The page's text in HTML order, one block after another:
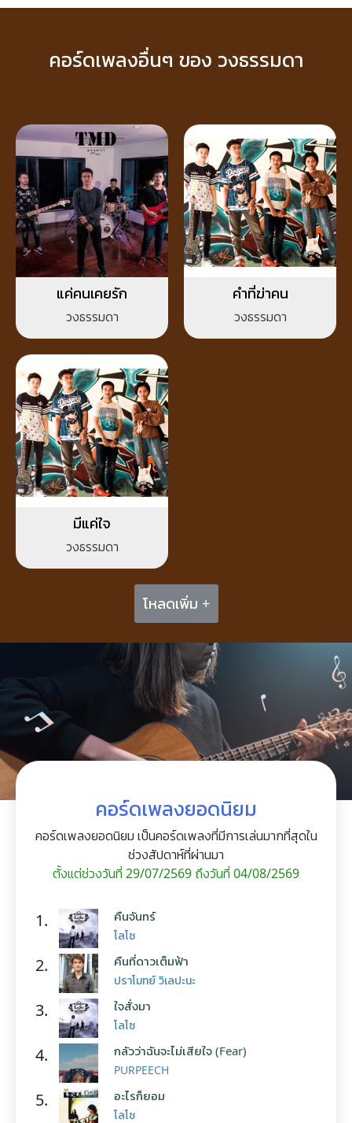
คอร์ดเพลงอื่นๆ ของ วงธรรมดา
แค่คนเคยรัก
วงธรรมดา
คำที่ฆ่าคน
วงธรรมดา
มีแค่ใจ
วงธรรมดา
โหลดเพิ่ม +
คอร์ดเพลงยอดนิยม
คอร์ดเพลงยอดนิยม เป็นคอร์ดเพลงที่มีการเล่นมากที่สุดใน
ช่วงสัปดาห์ที่ผ่านมา
ตั้งแต่ช่วงวันที่ 29/07/2569 ถึงวันที่ 04/08/2569
1. คืนจันทร์
โลโซ
2. คืนที่ดาวเต็มฟ้า
ปราโมทย์ วิเลปะนะ
3. ใจสั่งมา
โลโซ
4. กลัวว่าฉันจะไม่เสียใจ (Fear)
PURPEECH
5. อะไรก็ยอม
โลโซ